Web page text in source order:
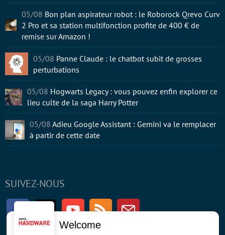
SUIVEZ-NOUS
FacebookTwitter Youtube RSS Newsletter
05/08 Bon plan aspirateur robot : le Roborock Qrevo Curv
2 Pro et sa station multifonction profite de 400 € de
remise sur Amazon !
05/08 Panne Claude : le chatbot subit de grosses
perturbations
05/08 Hogwarts Legacy : vous pouvez enfin explorer ce
lieu culte de la saga Harry Potter
05/08 Adieu Google Assistant : Gemini va le remplacer
à partir de cette date
Welcome